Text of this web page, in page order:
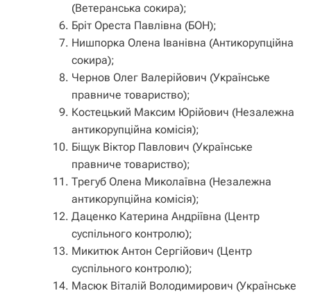
(Ветеранська сокира);
Бріт Ореста Павлівна (БОН);
Нишпорка Олена Іванівна (Антикорупційна
сокира);
Чернов Олег Валерійович (Українське
правниче товариство);
Костецький Максим Юрійович (Незалежна
антикорупційна комісія);
Біщук Віктор Павлович (Українське
правниче товариство);
Трегуб Олена Миколаївна (Незалежна
антикорупційна комісія);
Даценко Катерина Андріївна (Центр
суспільного контролю);
Микитюк Антон Сергійович (Центр
суспільного контролю);
Масюк Віталій Володимирович (Українське